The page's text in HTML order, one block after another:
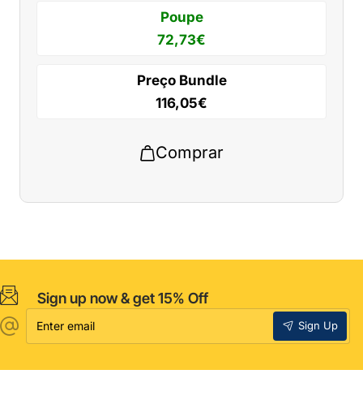
Poupe
72,73€
Preço Bundle
116,05€
Comprar
Sign up now & get 15% Off
Enter
email
Sign Up